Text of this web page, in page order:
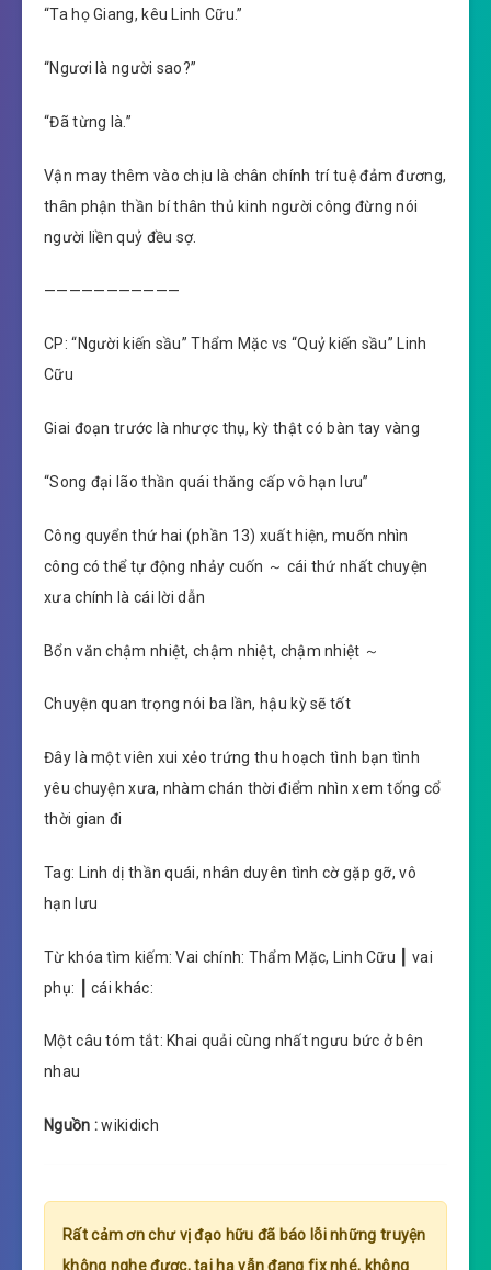
“Ta họ Giang, kêu Linh Cữu.”
“Ngươi là người sao?”
“Đã từng là.”
Vận may thêm vào chịu là chân chính trí tuệ đảm đương,
thân phận thần bí thân thủ kinh người công đừng nói
người liền quỷ đều sợ.
———————————
CP: “Người kiến sầu” Thẩm Mặc vs “Quỷ kiến sầu” Linh
Cữu
Giai đoạn trước là nhược thụ, kỳ thật có bàn tay vàng
“Song đại lão thần quái thăng cấp vô hạn lưu”
Công quyển thứ hai (phần 13) xuất hiện, muốn nhìn
công có thể tự động nhảy cuốn ～ cái thứ nhất chuyện
xưa chính là cái lời dẫn
Bổn văn chậm nhiệt, chậm nhiệt, chậm nhiệt ～
Chuyện quan trọng nói ba lần, hậu kỳ sẽ tốt
Đây là một viên xui xẻo trứng thu hoạch tình bạn tình
yêu chuyện xưa, nhàm chán thời điểm nhìn xem tống cổ
thời gian đi
Tag: Linh dị thần quái, nhân duyên tình cờ gặp gỡ, vô
hạn lưu
Từ khóa tìm kiếm: Vai chính: Thẩm Mặc, Linh Cữu ┃ vai
phụ: ┃ cái khác:
Một câu tóm tắt: Khai quải cùng nhất ngưu bức ở bên
nhau
Nguồn :wikidich
Rất cảm ơn chư vị đạo hữu đã báo lỗi những truyện
không nghe được, tại hạ vẫn đang fix nhé, không